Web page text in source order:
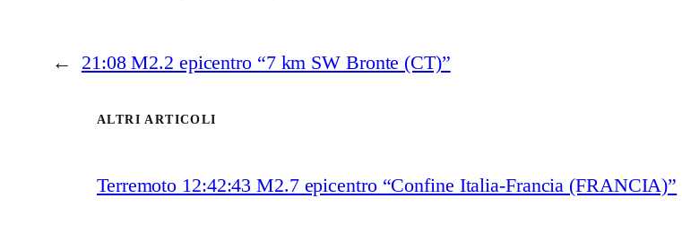
← 21:08 M2.2 epicentro “7 km SW Bronte (CT)”
ALTRI ARTICOLI
Terremoto 12:42:43 M2.7 epicentro “Confine Italia-Francia (FRANCIA)”